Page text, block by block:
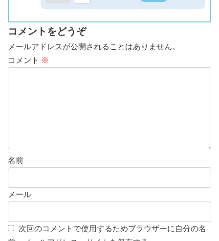
コメントをどうぞ
メールアドレスが公開されることはありません。
コメント ※
名前
メール
次回のコメントで使用するためブラウザーに自分の名